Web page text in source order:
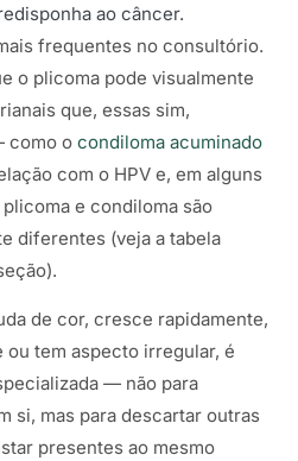
ao câncer.
frequentes no consultório.
o plicoma pode visualmente
que, essas sim,
como o condiloma acuminado
com o HPV e, em alguns
e condiloma são
diferentes (veja a tabela
de cor, cresce rapidamente,
ou tem aspecto irregular, é
— não para
si, mas para descartar outras
presentes ao mesmo